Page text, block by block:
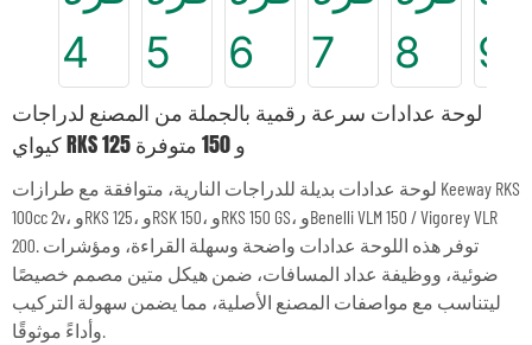
لوحة عدادات سرعة رقمية بالجملة من المصنع لدراجات
كيواي RKS 125 و 150 متوفرة
لوحة عدادات بديلة للدراجات النارية، متوافقة مع طرازات Keeway RKS
100cc 2v، وRKS 125، وRSK 150، وRKS 150 GS، وBenelli VLM 150 / Vigorey VLR
200. توفر هذه اللوحة عدادات واضحة وسهلة القراءة، ومؤشرات
ضوئية، ووظيفة عداد المسافات، ضمن هيكل متين مصمم خصيصًا
ليتناسب مع مواصفات المصنع الأصلية، مما يضمن سهولة التركيب
وأداءً موثوقًا.